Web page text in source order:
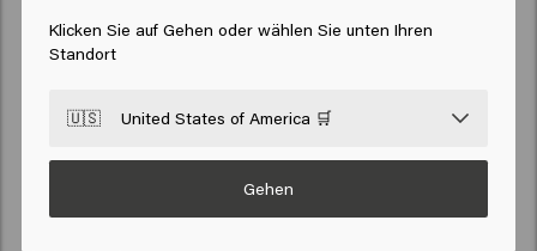
Tolles Produkt! Verleiht meinen leblosen Haaren viel Volumen
Stephen
Klicken Sie auf Gehen oder wählen Sie unten Ihren
Standort
🇺🇸 United States of America 🛒
Gehen